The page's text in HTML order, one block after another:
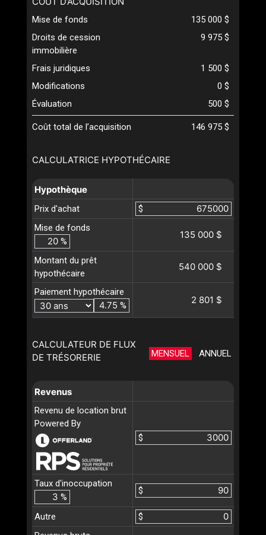
CALCULATRICE HYPOTHÉCAIRE
Hypothèque
Prix d'achat
$
Mise de fonds
%
135 000 $
Montant du prêt
hypothécaire
540 000 $
Paiement hypothécaire
%
2 801 $
CALCULATEUR DE FLUX
DE TRÉSORERIE
MENSUEL ANNUEL
Revenus
Revenu de location brut
Powered By
$
Taux d'inoccupation
%
$
Autre
$
Mise de fonds
135 000 $
Droits de cession
immobilière
9 975 $
Frais juridiques
1 500 $
Modifications
0 $
Évaluation
500 $
Coût total de l’acquisition 146 975 $